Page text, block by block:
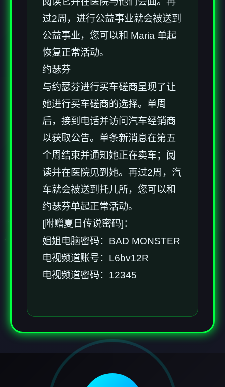
过2周，进行公益事业就会被送到
公益事业，您可以和 Maria 单起
恢复正常活动。
约瑟芬
与约瑟芬进行买车磋商呈现了让
她进行买车磋商的选择。单周
后，接到电话并访问汽车经销商
以获取公告。单条新消息在第五
个周结束并通知她正在卖车；阅
读并在医院见到她。再过2周，汽
车就会被送到托儿所，您可以和
约瑟芬单起正常活动。
[附赠夏日传说密码]：
姐姐电脑密码：BAD MONSTER
电视频道账号：L6bv12R
电视频道密码：12345